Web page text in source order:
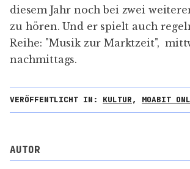
diesem Jahr noch bei zwei
zu hören. Und er spielt auch
Reihe: "Musik zur Marktzeit",
nachmittags.
VERÖFFENTLICHT IN: KULTUR, MOABIT
AUTOR